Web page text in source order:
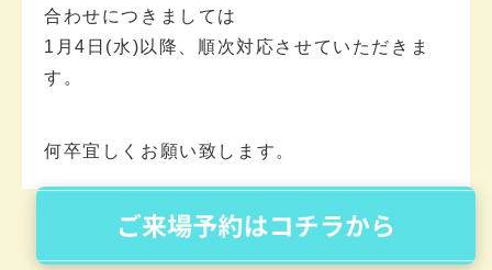
合わせにつきましては
1月4日(水)以降、順次対応させていただきま
す。
何卒宜しくお願い致します。
1